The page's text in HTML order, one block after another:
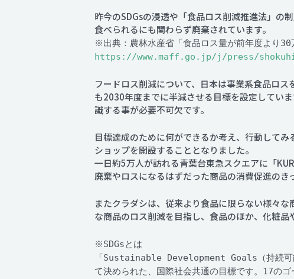
昨今のSDGsの浸透や「食品ロス削減推進法」の
食べられるにも関わらず廃棄されています。
※出典：農林水産省「食品ロス量が前年度より30
https://www.maff.go.jp/j/press/
フードロス削減について、日本は事業系食品ロ
も2030年度までに半減させる目標を設定してい
識する事が必要不可欠です。
目標達成のために何ができるか考え、行動して
ショップを開設することとなりました。
一日約5万人が訪れる青葉台東急スクエアに「
廃棄やロスになるはずだった商品の消費促進のき
またクラダシは、従来より食品に限らない様々
な商品のロス削減を目指し、食品のほか、化粧品
※SDGsとは
「Sustainable Development Goals（持続可能
て決められた、国際社会共通の目標です。17の